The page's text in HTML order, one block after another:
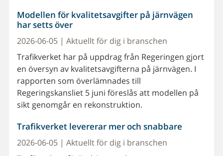
Modellen för kvalitetsavgifter på järnvägen
har setts över
2026-06-05 | Aktuellt för dig i branschen
Trafikverket har på uppdrag från Regeringen gjort
en översyn av kvalitetsavgifterna på järnvägen. I
rapporten som överlämnades till
Regeringskansliet 5 juni föreslås att modellen på
sikt genomgår en rekonstruktion.
Trafikverket levererar mer och snabbare
2026-06-05 | Aktuellt för dig i branschen